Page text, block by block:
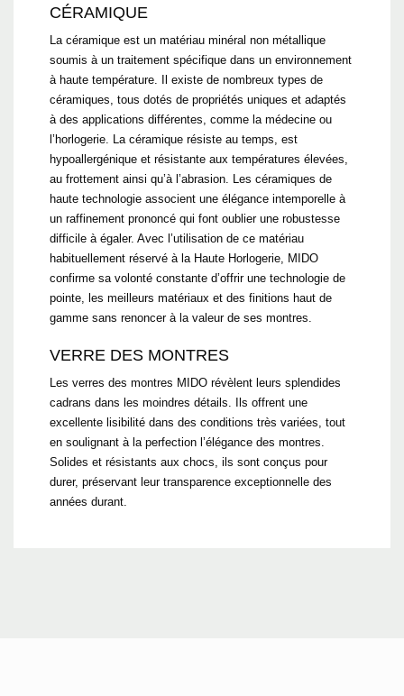
CÉRAMIQUE
La céramique est un matériau minéral non métallique
soumis à un traitement spécifique dans un environnement
à haute température. Il existe de nombreux types de
céramiques, tous dotés de propriétés uniques et adaptés
à des applications différentes, comme la médecine ou
l’horlogerie. La céramique résiste au temps, est
hypoallergénique et résistante aux températures élevées,
au frottement ainsi qu’à l’abrasion. Les céramiques de
haute technologie associent une élégance intemporelle à
un raffinement prononcé qui font oublier une robustesse
difficile à égaler. Avec l’utilisation de ce matériau
habituellement réservé à la Haute Horlogerie, MIDO
confirme sa volonté constante d’offrir une technologie de
pointe, les meilleurs matériaux et des finitions haut de
gamme sans renoncer à la valeur de ses montres.
VERRE DES MONTRES
Les verres des montres MIDO révèlent leurs splendides
cadrans dans les moindres détails. Ils offrent une
excellente lisibilité dans des conditions très variées, tout
en soulignant à la perfection l’élégance des montres.
Solides et résistants aux chocs, ils sont conçus pour
durer, préservant leur transparence exceptionnelle des
années durant.